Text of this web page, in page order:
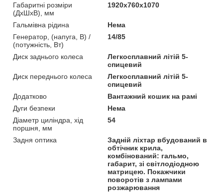
Габаритні розміри
(ДхШхВ), мм
1920х760х1070
Гальмівна рідина
Нема
Генератор, (напуга, В) /
(потужність, Вт)
14/85
Диск заднього колеса
Легкосплавний літій 5-
спицевий
Диск переднього колеса
Легкосплавний літій 5-
спицевий
Додатково
Вантажний кошик на рамі
Дуги безпеки
Нема
Діаметр циліндра, хід
поршня, мм
54
Задня оптика
Задній ліхтар вбудований в
обтічник крила,
комбінований: гальмо,
габарит, зі світлодіодною
матрицею. Покажчики
поворотів з лампами
розжарювання